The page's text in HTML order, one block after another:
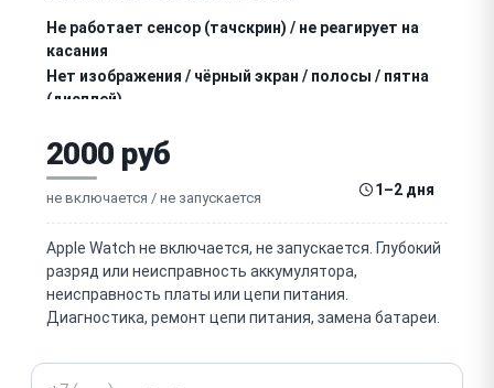
Не работает сенсор (тачскрин) / не реагирует на
касания
Нет изображения / чёрный экран / полосы / пятна
(дисплей)
Не работает боковая кнопка
Не работает датчик пульса / ЭКГ / SpO2
(оптический датчик)
Не работает Taptic Engine (вибрация)
Не работает динамик / микрофон (звонки, Siri)
Не работает Wi-Fi / Bluetooth / GPS / сотовая связь
2000 руб
не включается / не запускается 1–2 дня
Apple Watch не включается, не запускается. Глубокий
разряд или неисправность аккумулятора,
неисправность платы или цепи питания.
Диагностика, ремонт цепи питания, замена батареи.
Телефон